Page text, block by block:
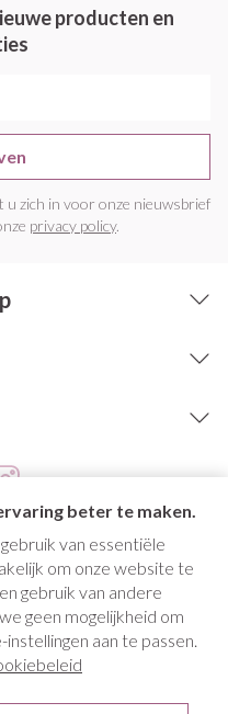
beter te maken.
van essentiële
om onze website te
gebruik van andere
geen mogelijkheid om
aan te passen.
producten en
zich in voor onze nieuwsbrief
privacy policy.